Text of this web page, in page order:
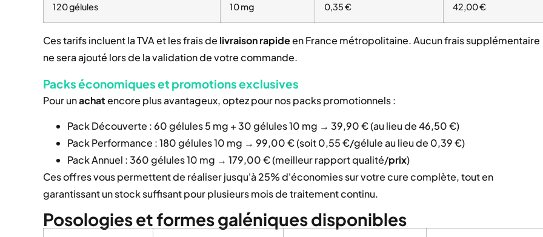
120 gélules 10 mg 0,35 € 42,00 €
Ces tarifs incluent la TVA et les frais de livraison rapideen France métropolitaine. Aucun frais supplémentaire
ne sera ajouté lors de la validation de votre commande.
Packs économiques et promotions exclusives
Pour unachatencore plus avantageux, optez pour nos packs promotionnels :
Pack Découverte : 60 gélules 5 mg + 30 gélules 10 mg → 39,90 € (au lieu de 46,50 €)
Pack Performance : 180 gélules 10 mg → 99,00 € (soit 0,55 €/gélule au lieu de 0,39 €)
Pack Annuel : 360 gélules 10 mg → 179,00 € (meilleur rapport qualité/prix)
Ces offres vous permettent de réaliser jusqu'à 25% d'économies sur votre cure complète, tout en
garantissant un stock suffisant pour plusieurs mois de traitement continu.
Posologies et formes galéniques disponibles